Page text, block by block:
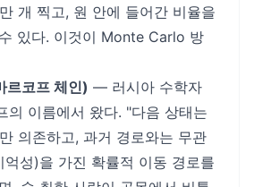
개 찍고, 원 안에 들어간 비율을
있다. 이것이 Monte Carlo 방
코프 체인) — 러시아 수학자
의 이름에서 왔다. "다음 상태는
의존하고, 과거 경로와는 무관
성)을 가진 확률적 이동 경로를